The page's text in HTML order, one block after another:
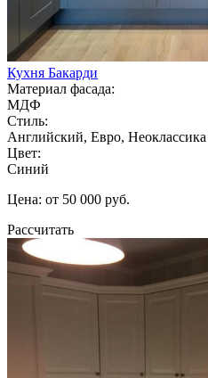
Кухня Бакарди
Материал фасада:
МДФ
Стиль:
Английский, Евро,
Цвет:
Синий
Цена: от 50 000 руб.
Рассчитать